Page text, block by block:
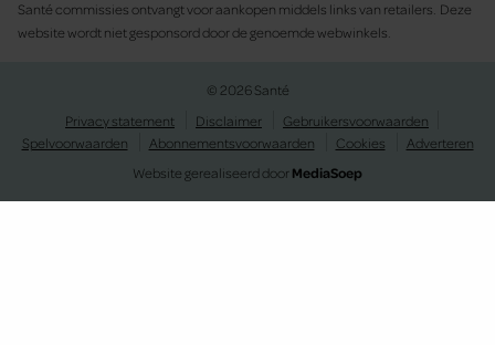
Santé commissies ontvangt voor aankopen middels links van retailers. Deze
website wordt niet gesponsord door de genoemde webwinkels.
© 2026 Santé
Privacy statement
Disclaimer
Gebruikersvoorwaarden
Spelvoorwaarden
Abonnementsvoorwaarden Cookies
Adverteren
Website gerealiseerd doorMediaSoep